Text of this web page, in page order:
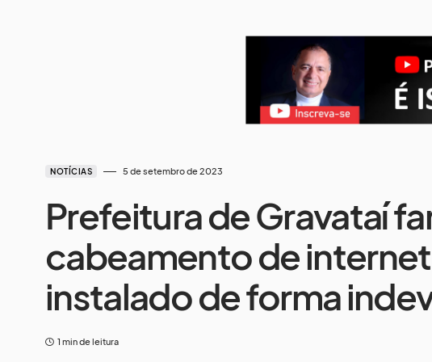
NOTÍCIAS 5 de setembro de 2023
Prefeitura de Gravataí
cabeamento de
instalado de forma
1 min de leitura